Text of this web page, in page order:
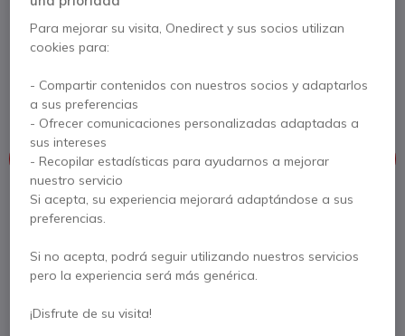
Ref. del producto: LOTAPZOMBASELNV2 // Ref. fabricante:
TAPZOMBASELNV/2
y Lenovo Tiny para salas de reuniones diseñada
para la plataforma Zoom
Este producto está discontinuado
Para satisfacer mejor sus necesidades, le ofrecemos una lista
Ver productos similares
Para mejorar su visita, Onedirect y sus socios utilizan
cookies para:
- Compartir contenidos con nuestros socios y adaptarlos
a sus preferencias
- Ofrecer comunicaciones personalizadas adaptadas a
sus intereses
- Recopilar estadísticas para ayudarnos a mejorar
nuestro servicio
Si acepta, su experiencia mejorará adaptándose a sus
preferencias.
Si no acepta, podrá seguir utilizando nuestros servicios
pero la experiencia será más genérica.
¡Disfrute de su visita!